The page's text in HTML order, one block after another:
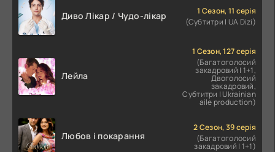
Диво Лікар / Чудо-лікар
1 Сезон, 11 серія
(Субтитри | UA Dizi)
Лейла
1 Сезон, 127 серія
(Багатоголосий
закадровий | 1+1,
Двоголосий
закадровий,
Субтитри | Ukrainian
aile production)
Любов і покарання
2 Сезон, 39 серія
(Багатоголосий
закадровий | 1+1)